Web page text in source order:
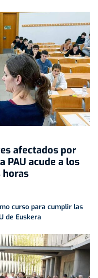
afectados por
PAU acude a los
curso para cumplir las
de Euskera